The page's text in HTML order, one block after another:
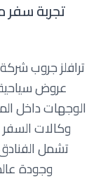
تجربة سفر
ترافلز جروب
عروض
الوجهات داخل
وكالات
تشمل
وجودة